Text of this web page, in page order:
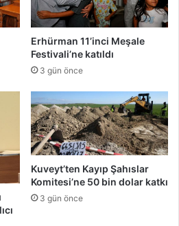
Erhürman 11’inci Meşale
Festivali’ne katıldı
3 gün önce
Kuveyt’ten Kayıp Şahıslar
Komitesi’ne 50 bin dolar katkı
3 gün önce